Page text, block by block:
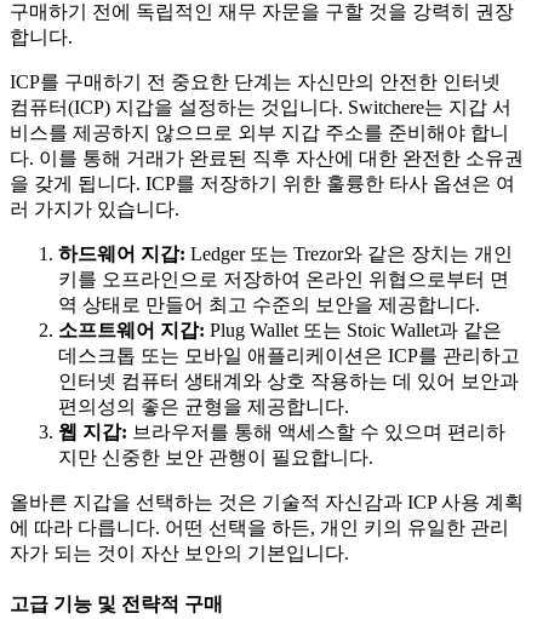
구매하기 전에 독립적인 재무 자문을 구할 것을 강력히 권장
합니다.
ICP를 구매하기 전 중요한 단계는 자신만의 안전한 인터넷
컴퓨터(ICP) 지갑을 설정하는 것입니다. Switchere는 지갑 서
비스를 제공하지 않으므로 외부 지갑 주소를 준비해야 합니
다. 이를 통해 거래가 완료된 직후 자산에 대한 완전한 소유권
을 갖게 됩니다. ICP를 저장하기 위한 훌륭한 타사 옵션은 여
러 가지가 있습니다.
하드웨어 지갑: Ledger 또는 Trezor와 같은 장치는 개인
키를 오프라인으로 저장하여 온라인 위협으로부터 면
역 상태로 만들어 최고 수준의 보안을 제공합니다.
소프트웨어 지갑: Plug Wallet 또는 Stoic Wallet과 같은
데스크톱 또는 모바일 애플리케이션은 ICP를 관리하고
인터넷 컴퓨터 생태계와 상호 작용하는 데 있어 보안과
편의성의 좋은 균형을 제공합니다.
웹 지갑: 브라우저를 통해 액세스할 수 있으며 편리하
지만 신중한 보안 관행이 필요합니다.
올바른 지갑을 선택하는 것은 기술적 자신감과 ICP 사용 계획
에 따라 다릅니다. 어떤 선택을 하든, 개인 키의 유일한 관리
자가 되는 것이 자산 보안의 기본입니다.
고급 기능 및 전략적 구매